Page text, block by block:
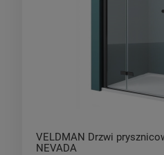
VELDMAN Drzwi
NEVADA